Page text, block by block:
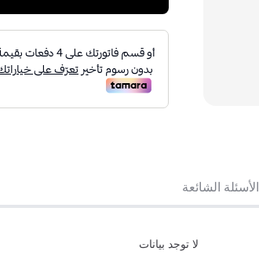
الأسئلة الشائعة
لا توجد بيانات